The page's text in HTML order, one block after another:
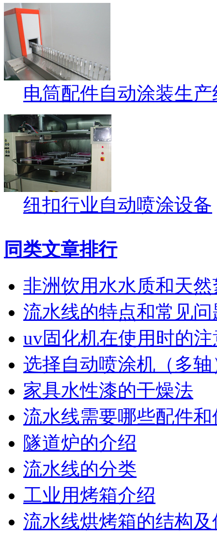
电筒配件自动涂装生产
纽扣行业自动喷涂设备
同类文章排行
非洲饮用水水质和天
流水线的特点和常见
uv固化机在使用时的
选择自动喷涂机（多
家具水性漆的干燥法
流水线需要哪些配件
隧道炉的介绍
流水线的分类
工业用烤箱介绍
流水线烘烤箱的结构